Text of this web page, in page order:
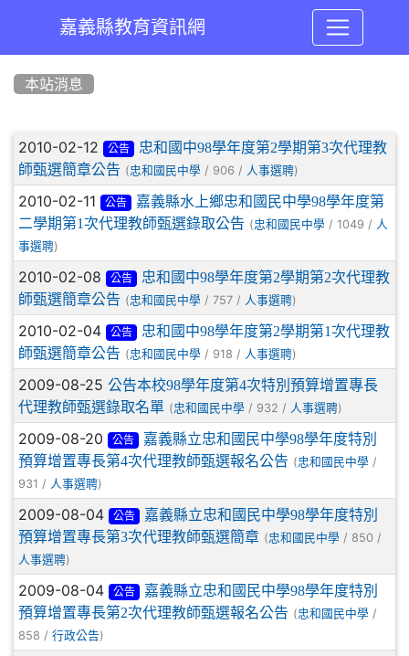
嘉義縣教育資訊網
本站消息
文章列表
2010-02-12 公告
忠和國中98學年度第2學期第3次代理教
師甄選簡章公告 (忠和國民中學 / 906 / 人事選聘)
2010-02-11 公告
嘉義縣水上鄉忠和國民中學98學年度第
二學期第1次代理教師甄選錄取公告 (忠和國民中學 / 1049 / 人
事選聘)
2010-02-08 公告
忠和國中98學年度第2學期第2次代理教
師甄選簡章公告 (忠和國民中學 / 757 / 人事選聘)
2010-02-04 公告
忠和國中98學年度第2學期第1次代理教
師甄選簡章公告 (忠和國民中學 / 918 / 人事選聘)
2009-08-25 公告本校98學年度第4次特別預算增置專長
代理教師甄選錄取名單 (忠和國民中學 / 932 / 人事選聘)
2009-08-20 公告
嘉義縣立忠和國民中學98學年度特別
預算增置專長第4次代理教師甄選報名公告 (忠和國民中學 /
931 / 人事選聘)
2009-08-04 公告
嘉義縣立忠和國民中學98學年度特別
預算增置專長第3次代理教師甄選簡章 (忠和國民中學 / 850 /
人事選聘)
2009-08-04 公告
嘉義縣立忠和國民中學98學年度特別
預算增置專長第2次代理教師甄選報名公告 (忠和國民中學 /
858 / 行政公告)